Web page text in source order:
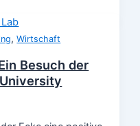
,Wirtschaft
Besuch der